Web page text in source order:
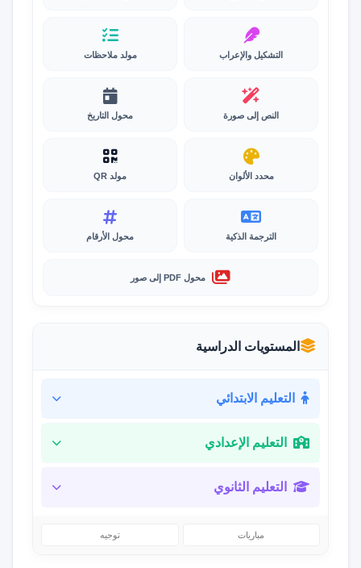
التشكيل والإعراب مولد ملاحظات
النص إلى صورة محول التاريخ
محدد الألوان مولد QR
الترجمة الذكية محول الأرقام
محول PDF إلى صور
المستويات الدراسية
التعليم الابتدائي
التعليم الإعدادي
التعليم الثانوي
مباريات توجيه